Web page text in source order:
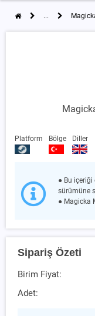
...
Platform Bölge Diller
● Bu
sürümüne
● Magicka
Sipariş Özeti
Birim Fiyat:
Adet: